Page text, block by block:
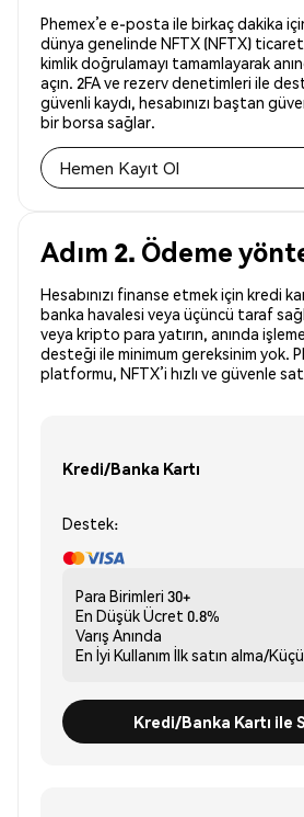
Phemex’e e-posta ile birkaç dakika
dünya genelinde NFTX (NFTX)
kimlik doğrulamayı tamamlayarak
açın. 2FA ve rezerv denetimleri ile
güvenli kaydı, hesabınızı baştan
bir borsa sağlar.
Hemen Kayıt Ol
Adım 2. Ödeme
Hesabınızı finanse etmek için kredi
banka havalesi veya üçüncü taraf
veya kripto para yatırın, anında
desteği ile minimum gereksinim yok.
platformu, NFTX’i hızlı ve güvenle
Kredi/Banka Kartı
Destek:
Para Birimleri 30+
En Düşük Ücret 0.8%
Varış Anında
En İyi Kullanım İlk satın alma/
Kredi/Banka Kartı ile